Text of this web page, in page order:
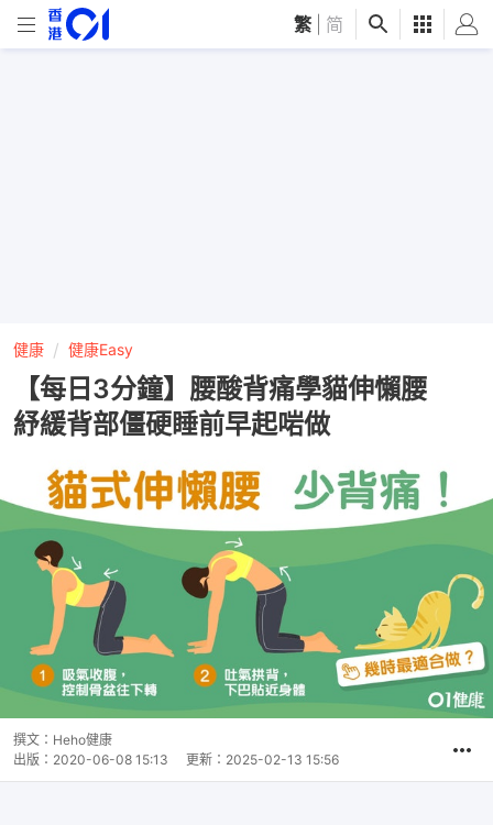
繁 简
健康 健康Easy
【每日3分鐘】腰酸背痛學貓伸懶腰
紓緩背部僵硬睡前早起啱做
撰文： Heho健康
出版： 2020-06-08 15:13 更新： 2025-02-13 15:56